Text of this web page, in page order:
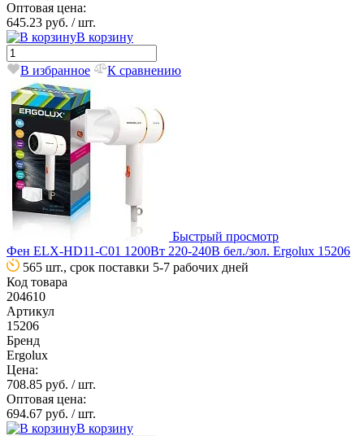
Оптовая цена:
645.23 руб. / шт.
В корзину
В избранное К сравнению
Быстрый просмотр
Фен ELX-HD11-C01 1200Вт 220-240В бел./зол. Ergolux 15206
565 шт., срок поставки 5-7 рабочих дней
Код товара
204610
Артикул
15206
Бренд
Ergolux
Цена:
708.85 руб. / шт.
Оптовая цена:
694.67 руб. / шт.
В корзину